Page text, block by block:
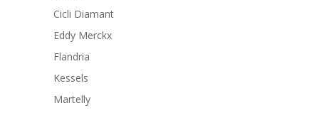
Cicli Diamant
Eddy Merckx
Flandria
Kessels
Martelly